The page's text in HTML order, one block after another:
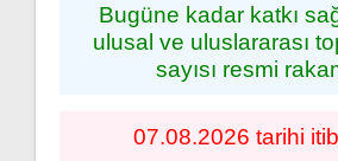
Bugüne kadar katkı
ulusal ve uluslararası
sayısı resmi
07.08.2026 tarihi